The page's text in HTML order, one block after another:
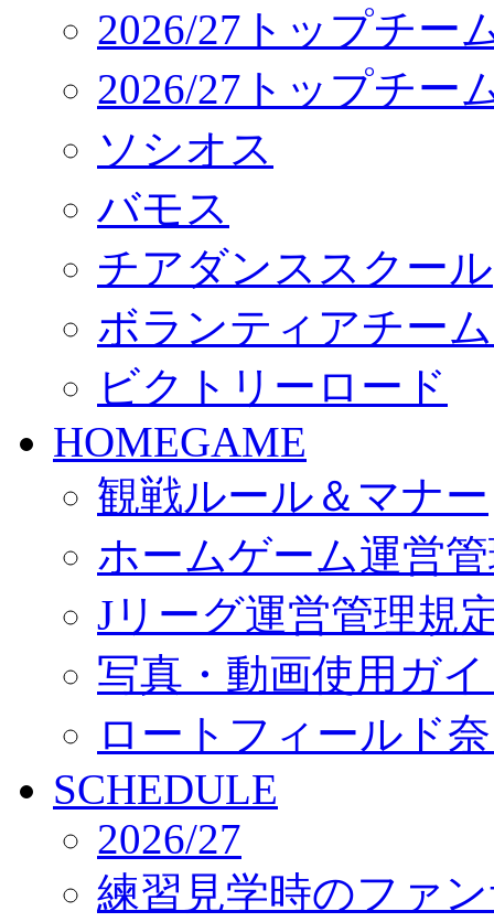
2026/27トップチー
2026/27トップチー
ソシオス
バモス
チアダンススクール
ボランティアチー
ビクトリーロード
HOMEGAME
観戦ルール＆マナー
ホームゲーム運営
Jリーグ運営管理規
写真・動画使用ガ
ロートフィールド
SCHEDULE
2026/27
練習見学時のファ